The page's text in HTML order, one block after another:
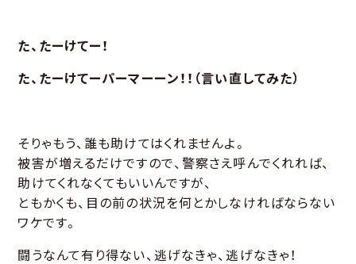
た、たーけてー！
た、たーけてーパーマーーン！！（言い直してみた）
そりゃもう、誰も助けてはくれませんよ。
被害が増えるだけですので、警察さえ呼んでくれれば、
助けてくれなくてもいいんですが、
ともかくも、目の前の状況を何とかしなければならない
ワケです。
闘うなんて有り得ない、逃げなきゃ、逃げなきゃ！